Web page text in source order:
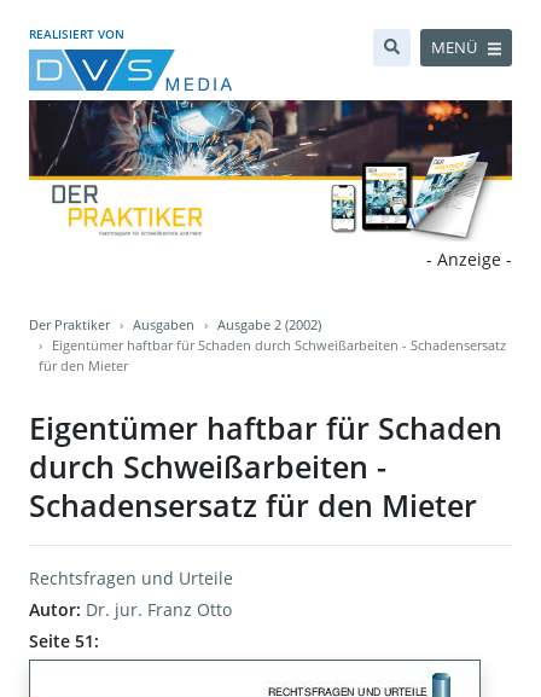
REALISIERT VON
MENÜ
- Anzeige -
Der Praktiker Ausgaben
Ausgabe 2 (2002)
Eigentümer haftbar für Schaden durch Schweißarbeiten - Schadensersatz
für den Mieter
Eigentümer haftbar für Schaden
durch Schweißarbeiten -
Schadensersatz für den Mieter
Rechtsfragen und Urteile
Autor: Dr. jur. Franz Otto
Seite 51: